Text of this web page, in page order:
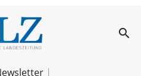
FLZ – search